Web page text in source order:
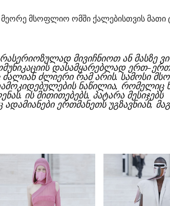
მეორე მსოფლიო ომში ქალებისთვის მათი
მივიჩნიოთ ან მასზე
დასამყარებლად ერთ-
ძლიერი რამ არის. სამოსი
ნაწილია, რომელიც
ის მითითებებს, პატარა მესიჯებს
ერთმანეთს უგზავნიან,